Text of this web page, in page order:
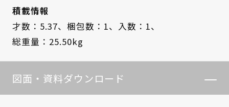
積載情報
才数：5.37、 梱包数：1、
入数：1、
総重量：25.50kg
図面・資料ダウンロード